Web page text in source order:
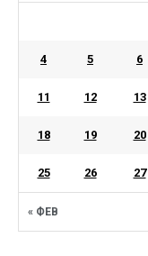
« ФЕВ
4 5 6
11 12 13
18 19 20
25 26 27